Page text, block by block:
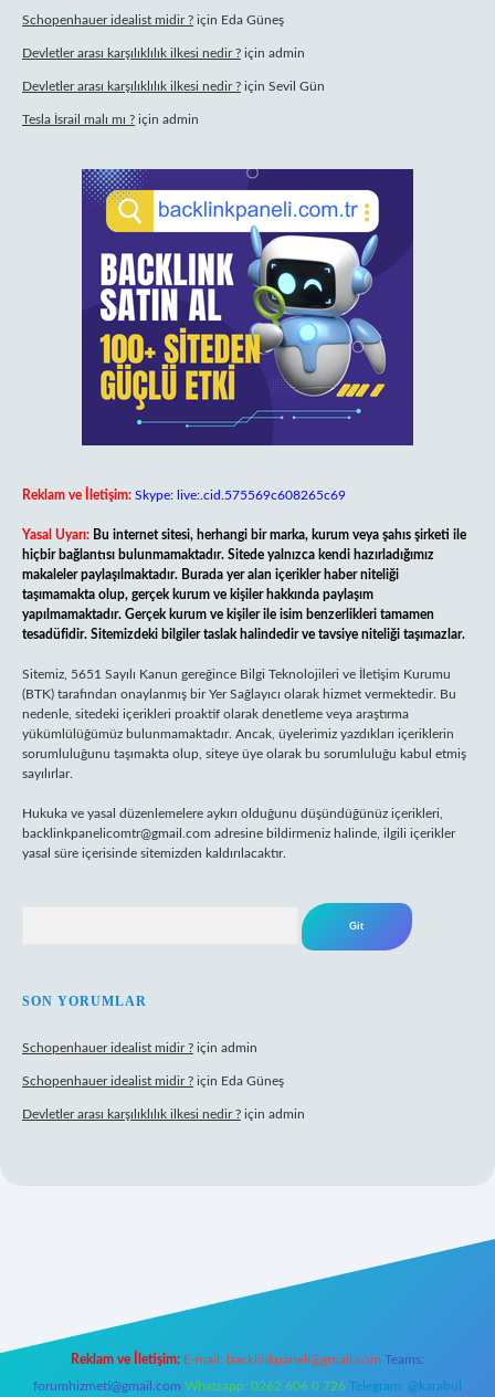
Schopenhauer idealist midir ? için Eda Güneş
Devletler arası karşılıklılık ilkesi nedir ? için admin
Devletler arası karşılıklılık ilkesi nedir ? için Sevil Gün
Tesla İsrail malı mı ? için admin
Reklam ve İletişim: Skype: live:.cid.575569c608265c69
Yasal Uyarı: Bu internet sitesi, herhangi bir marka, kurum veya şahıs şirketi ile
hiçbir bağlantısı bulunmamaktadır. Sitede yalnızca kendi hazırladığımız
makaleler paylaşılmaktadır. Burada yer alan içerikler haber niteliği
taşımamakta olup, gerçek kurum ve kişiler hakkında paylaşım
yapılmamaktadır. Gerçek kurum ve kişiler ile isim benzerlikleri tamamen
tesadüfidir. Sitemizdeki bilgiler taslak halindedir ve tavsiye niteliği taşımazlar.
Sitemiz, 5651 Sayılı Kanun gereğince Bilgi Teknolojileri ve İletişim Kurumu
(BTK) tarafından onaylanmış bir Yer Sağlayıcı olarak hizmet vermektedir. Bu
nedenle, sitedeki içerikleri proaktif olarak denetleme veya araştırma
yükümlülüğümüz bulunmamaktadır. Ancak, üyelerimiz yazdıkları içeriklerin
sorumluluğunu taşımakta olup, siteye üye olarak bu sorumluluğu kabul etmiş
sayılırlar.
Hukuka ve yasal düzenlemelere aykırı olduğunu düşündüğünüz içerikleri,
backlinkpanelicomtr@gmail.com adresine bildirmeniz halinde, ilgili içerikler
yasal süre içerisinde sitemizden kaldırılacaktır.
SON YORUMLAR
Schopenhauer idealist midir ? için admin
Schopenhauer idealist midir ? için Eda Güneş
Devletler arası karşılıklılık ilkesi nedir ? için admin
Reklam ve İletişim: E-mail: backlinkpaneli@gmail.com Teams:
forumhizmeti@gmail.com Whatsapp: 0262 606 0 726 Telegram: @karabul